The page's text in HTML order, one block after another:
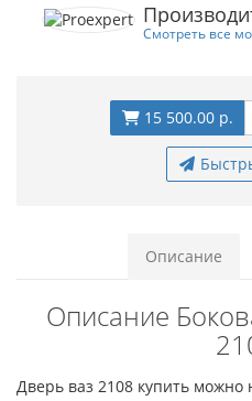
Смотреть все
15 500.00 р.
Описание
Описание
Дверь ваз 2108 купить можно